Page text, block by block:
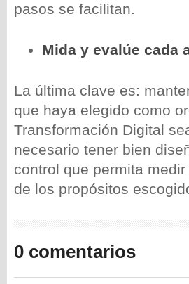
pasos se facilitan.
Mida y evalúe cada
La última clave es:
que haya elegido como
Transformación Digital
necesario tener bien
control que permita
de los propósitos
0 comentarios